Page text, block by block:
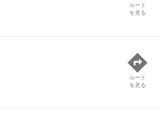
ルート
を見る
ルート
を見る